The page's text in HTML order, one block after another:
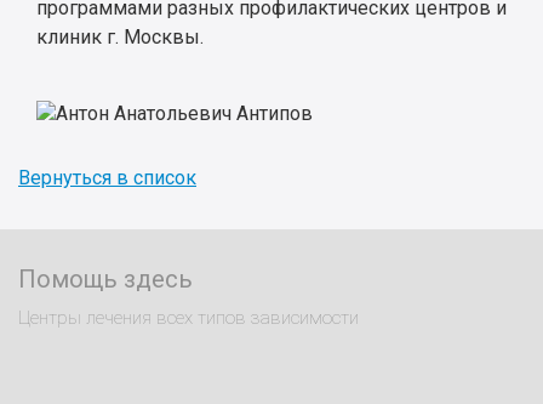
программами разных профилактических центров и
клиник г. Москвы.
Вернуться в список
Помощь здесь
Центры лечения всех типов зависимости